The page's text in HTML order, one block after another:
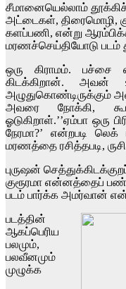
சீமானையெல்லாம்
அட்டைகள், திரைமொழி,
களப்பணி, என்று
மரணச்செய்தியோடு படம்
ஒரு கிராமம். பச்சை
கிடக்கிறான். அவன்
அழுதுகொண்டிருக்கும்
அவரை நோக்கி,
ஓடுகிறாள்.’’ஏம்பா ஒரு
நேரமா?’ என்றபடி
மரணத்தை ரசித்தபடி,
புருஷன்
குரூரமா என்னத்தைப்
படம் பார்க்க அமர்வான்
படத்தின்
ஆகப்பெரிய
பலமும்,
பலவீனமும்
முழுக்க